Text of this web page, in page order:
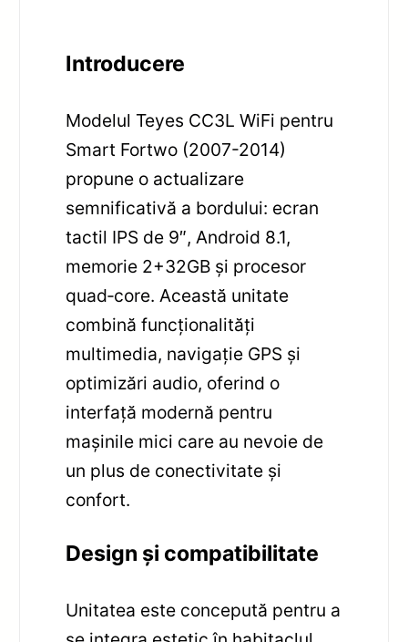
Introducere
Modelul Teyes CC3L WiFi pentru
Smart Fortwo (2007-2014)
propune o actualizare
semnificativă a bordului: ecran
tactil IPS de 9″, Android 8.1,
memorie 2+32GB și procesor
quad‑core. Această unitate
combină funcționalități
multimedia, navigație GPS și
optimizări audio, oferind o
interfață modernă pentru
mașinile mici care au nevoie de
un plus de conectivitate și
confort.
Design și compatibilitate
Unitatea este concepută pentru a